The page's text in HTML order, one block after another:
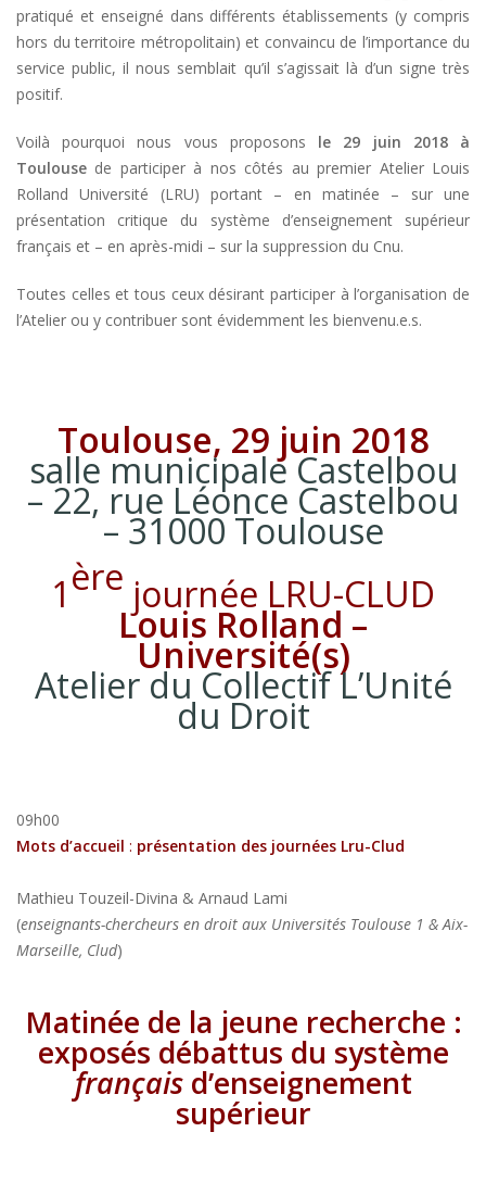
pratiqué et enseigné dans différents établissements (y compris
hors du territoire métropolitain) et convaincu de l’importance du
service public, il nous semblait qu’il s’agissait là d’un signe très
positif.
Voilà pourquoi nous vous proposons le 29 juin 2018 à
Toulouse de participer à nos côtés au premier Atelier Louis
Rolland Université (LRU) portant – en matinée – sur une
présentation critique du système d’enseignement supérieur
français et – en après-midi – sur la suppression du Cnu.
Toutes celles et tous ceux désirant participer à l’organisation de
l’Atelier ou y contribuer sont évidemment les bienvenu.e.s.
Toulouse, 29 juin 2018
salle municipale Castelbou
– 22, rue Léonce Castelbou
– 31000 Toulouse
1ère journée LRU-CLUD
Louis Rolland –
Université(s)
Atelier du Collectif L’Unité
du Droit
09h00
Mots d’accueil : présentation des journées Lru-Clud
Mathieu Touzeil-Divina & Arnaud Lami
(enseignants-chercheurs en droit aux Universités Toulouse 1 & Aix-
Marseille, Clud)
Matinée de la jeune recherche :
exposés débattus du système
françaisd’enseignement
supérieur